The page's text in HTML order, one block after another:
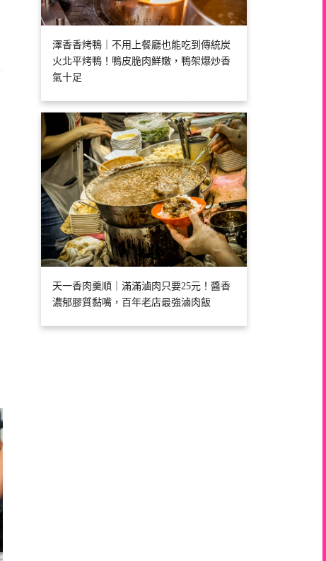
澤香香烤鴨｜不用上餐廳也能吃到傳統炭
火北平烤鴨！鴨皮脆肉鮮嫩，鴨架爆炒香
氣十足
天一香肉羹順｜滿滿滷肉只要25元！醬香
濃郁膠質黏嘴，百年老店最強滷肉飯